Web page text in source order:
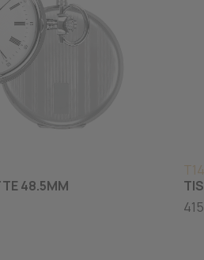
48.5MM